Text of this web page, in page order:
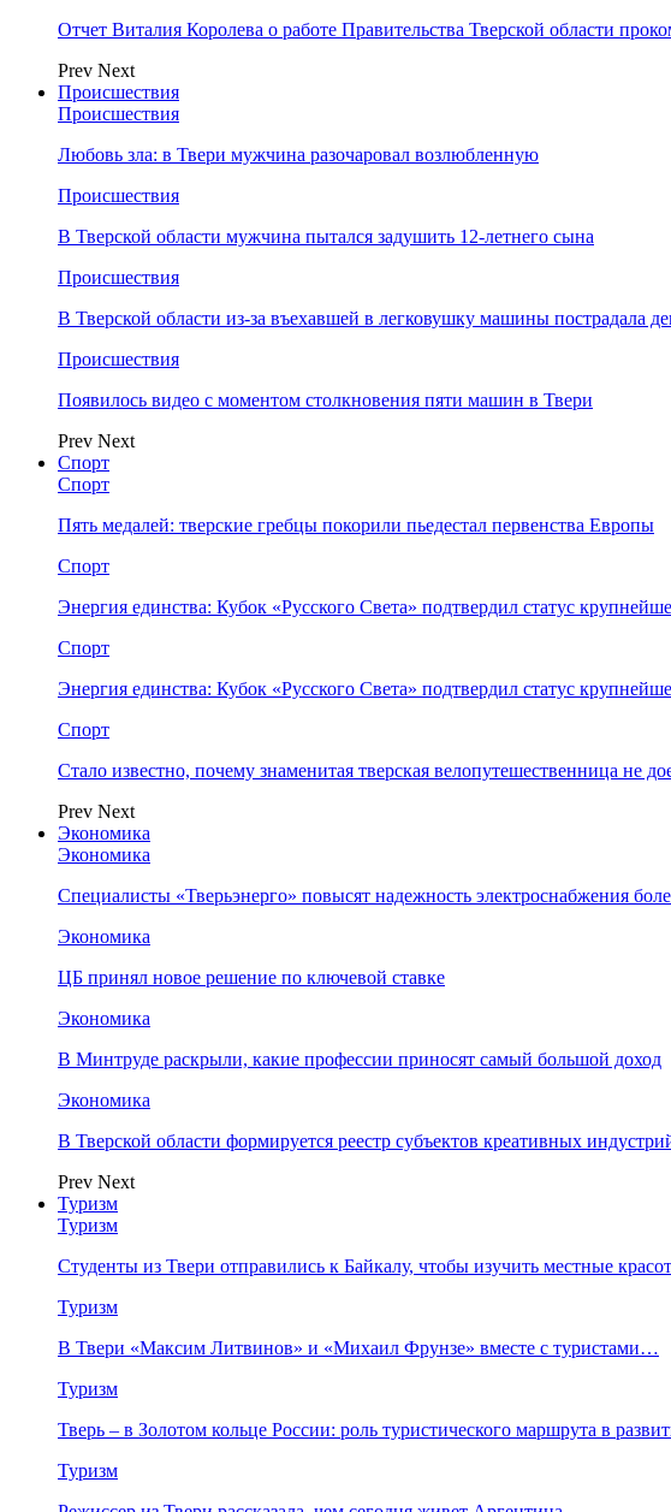
Отчет Виталия Королева о работе Правительства Тверской области
Prev Next
Происшествия
Происшествия
Любовь зла: в Твери мужчина разочаровал возлюбленную
Происшествия
В Тверской области мужчина пытался задушить 12-летнего сына
Происшествия
В Тверской области из-за въехавшей в легковушку машины пострадала
Происшествия
Появилось видео с моментом столкновения пяти машин в Твери
Prev Next
Спорт
Спорт
Пять медалей: тверские гребцы покорили пьедестал первенства Европы
Спорт
Энергия единства: Кубок «Русского Света» подтвердил статус
Спорт
Энергия единства: Кубок «Русского Света» подтвердил статус
Спорт
Стало известно, почему знаменитая тверская велопутешественница не
Prev Next
Экономика
Экономика
Специалисты «Тверьэнерго» повысят надежность электроснабжения
Экономика
ЦБ принял новое решение по ключевой ставке
Экономика
В Минтруде раскрыли, какие профессии приносят самый большой доход
Экономика
В Тверской области формируется реестр субъектов креативных
Prev Next
Туризм
Туризм
Студенты из Твери отправились к Байкалу, чтобы изучить местные
Туризм
В Твери «Максим Литвинов» и «Михаил Фрунзе» вместе с туристами…
Туризм
Тверь – в Золотом кольце России: роль туристического маршрута в
Туризм